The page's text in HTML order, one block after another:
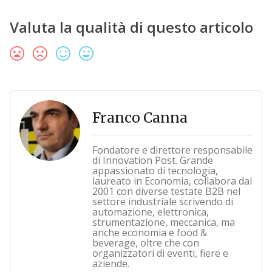
Valuta la qualità di questo articolo
Franco Canna
Fondatore e direttore responsabile
di Innovation Post. Grande
appassionato di tecnologia,
laureato in Economia, collabora dal
2001 con diverse testate B2B nel
settore industriale scrivendo di
automazione, elettronica,
strumentazione, meccanica, ma
anche economia e food &
beverage, oltre che con
organizzatori di eventi, fiere e
aziende.